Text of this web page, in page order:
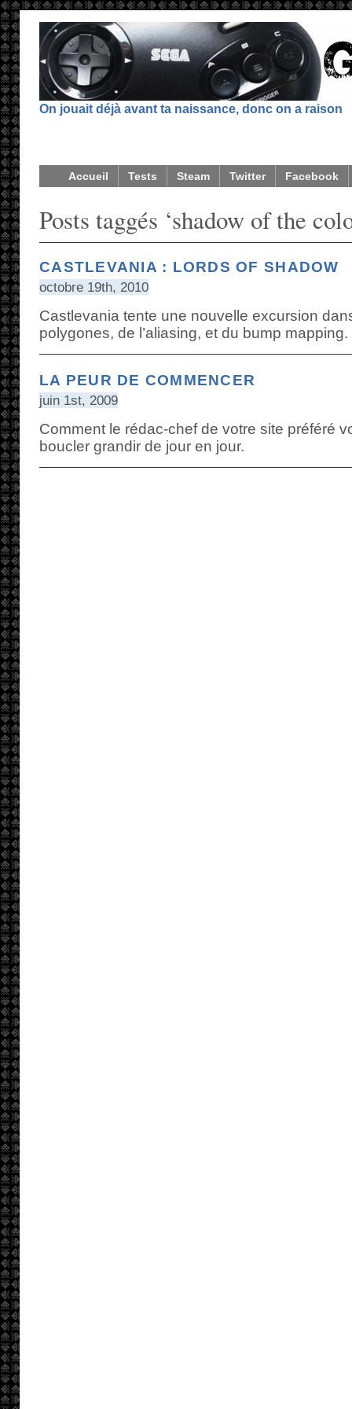
On jouait déjà avant ta naissance, donc on a raison
Accueil Tests Steam Twitter Facebook
Posts taggés ‘shadow of the
CASTLEVANIA : LORDS OF SHADOW
octobre 19th, 2010
Castlevania tente une nouvelle excursion
polygones, de l’aliasing, et du bump mapping.
LA PEUR DE COMMENCER
juin 1st, 2009
Comment le rédac-chef de votre site préféré
boucler grandir de jour en jour.